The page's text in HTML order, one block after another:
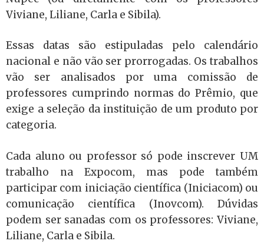
Viviane, Liliane, Carla e Sibila).
Essas datas são estipuladas pelo calendário
nacional e não vão ser prorrogadas. Os trabalhos
vão ser analisados por uma comissão de
professores cumprindo normas do Prêmio, que
exige a seleção da instituição de um produto por
categoria.
Cada aluno ou professor só pode inscrever UM
trabalho na Expocom, mas pode também
participar com iniciação científica (Iniciacom) ou
comunicação científica (Inovcom). Dúvidas
podem ser sanadas com os professores: Viviane,
Liliane, Carla e Sibila.